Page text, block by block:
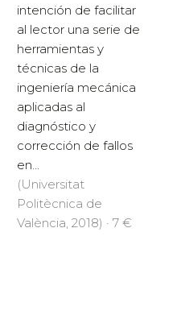
intención de facilitar
al lector una serie de
herramientas y
técnicas de la
ingeniería mecánica
aplicadas al
diagnóstico y
corrección de fallos
en...
(Universitat
Politècnica de
València, 2018) · 7 €